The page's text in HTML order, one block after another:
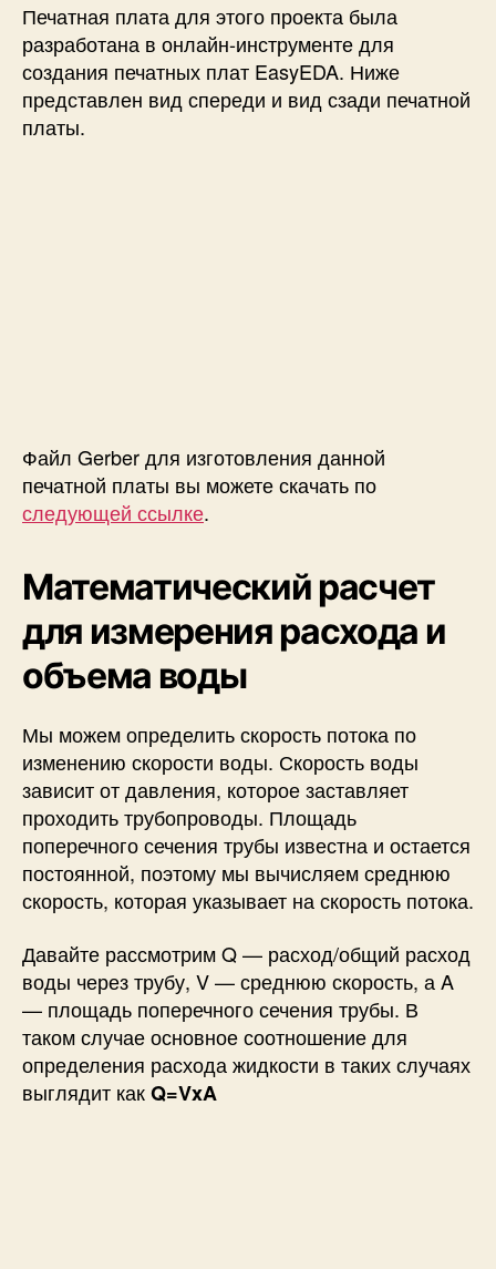
Печатная плата для этого проекта была
разработана в онлайн-инструменте для
создания печатных плат EasyEDA. Ниже
представлен вид спереди и вид сзади печатной
платы.
Файл Gerber для изготовления данной
печатной платы вы можете скачать по
следующей ссылке.
Математический расчет
для измерения расхода и
объема воды
Мы можем определить скорость потока по
изменению скорости воды. Скорость воды
зависит от давления, которое заставляет
проходить трубопроводы. Площадь
поперечного сечения трубы известна и остается
постоянной, поэтому мы вычисляем среднюю
скорость, которая указывает на скорость потока.
Давайте рассмотрим Q — расход/общий расход
воды через трубу, V — среднюю скорость, а A
— площадь поперечного сечения трубы. В
таком случае основное соотношение для
определения расхода жидкости в таких случаях
выглядит какQ=VxA